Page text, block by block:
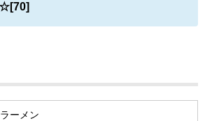
ーメン